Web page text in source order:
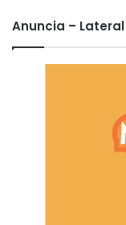
Anuncia – Lateral